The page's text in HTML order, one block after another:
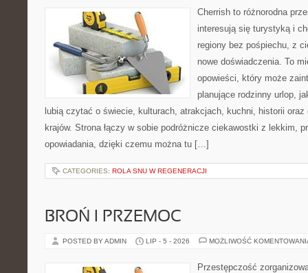
Cherrish to różnorodna
interesują się turystyką i
regiony bez pośpiechu, z
nowe doświadczenia. To
opowieści, który może
planujące rodzinny urlop,
lubią czytać o świecie, kulturach, atrakcjach, kuchni, historii
krajów. Strona łączy w sobie podróżnicze ciekawostki z lekkim,
opowiadania, dzięki czemu można tu […]
CATEGORIES: ROLA SNU W REGENERACJI
BROŃ I PRZEMOC
POSTED BY ADMIN LIP - 5 - 2026 MOŻLIWOŚĆ
Przestępczość